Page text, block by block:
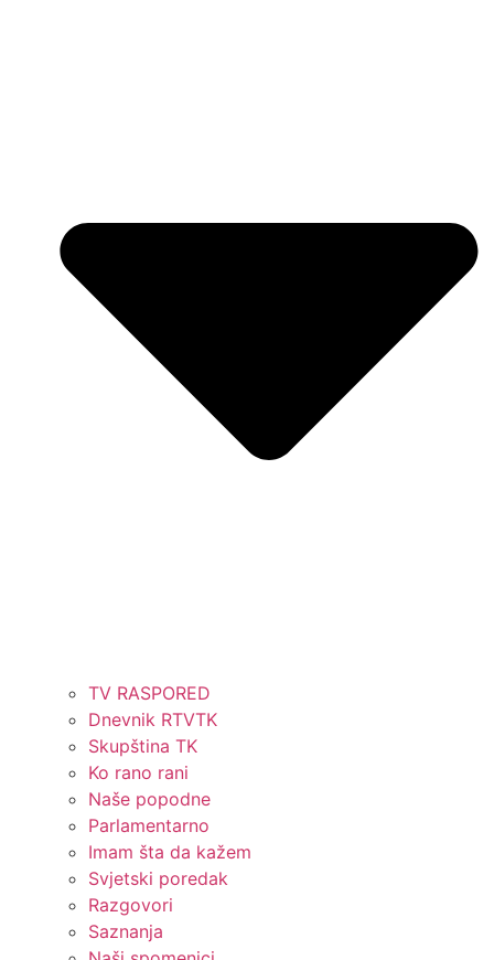
TV RASPORED
Dnevnik RTVTK
Skupština TK
Ko rano rani
Naše popodne
Parlamentarno
Imam šta da kažem
Svjetski poredak
Razgovori
Saznanja